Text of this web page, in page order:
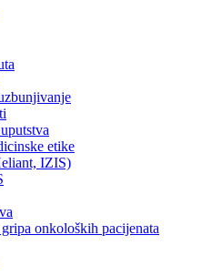
etike
IZIS)
onkoloških pacijenata